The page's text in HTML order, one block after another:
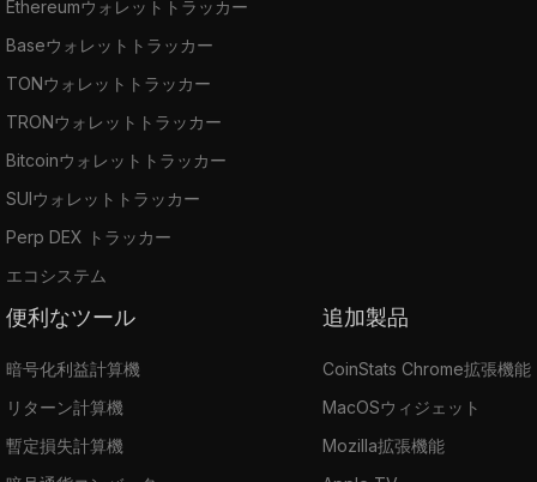
Ethereumウォレットトラッカー
Baseウォレットトラッカー
TONウォレットトラッカー
TRONウォレットトラッカー
Bitcoinウォレットトラッカー
SUIウォレットトラッカー
Perp DEX トラッカー
エコシステム
便利なツール
暗号化利益計算機
リターン計算機
暫定損失計算機
追加製品
CoinStats Chrome拡張機能
MacOSウィジェット
Mozilla拡張機能